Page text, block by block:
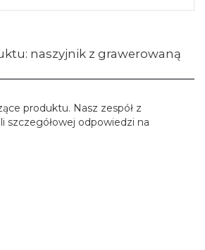
naszyjnik z grawerowaną
produktu. Nasz zespół z
szczegółowej odpowiedzi na